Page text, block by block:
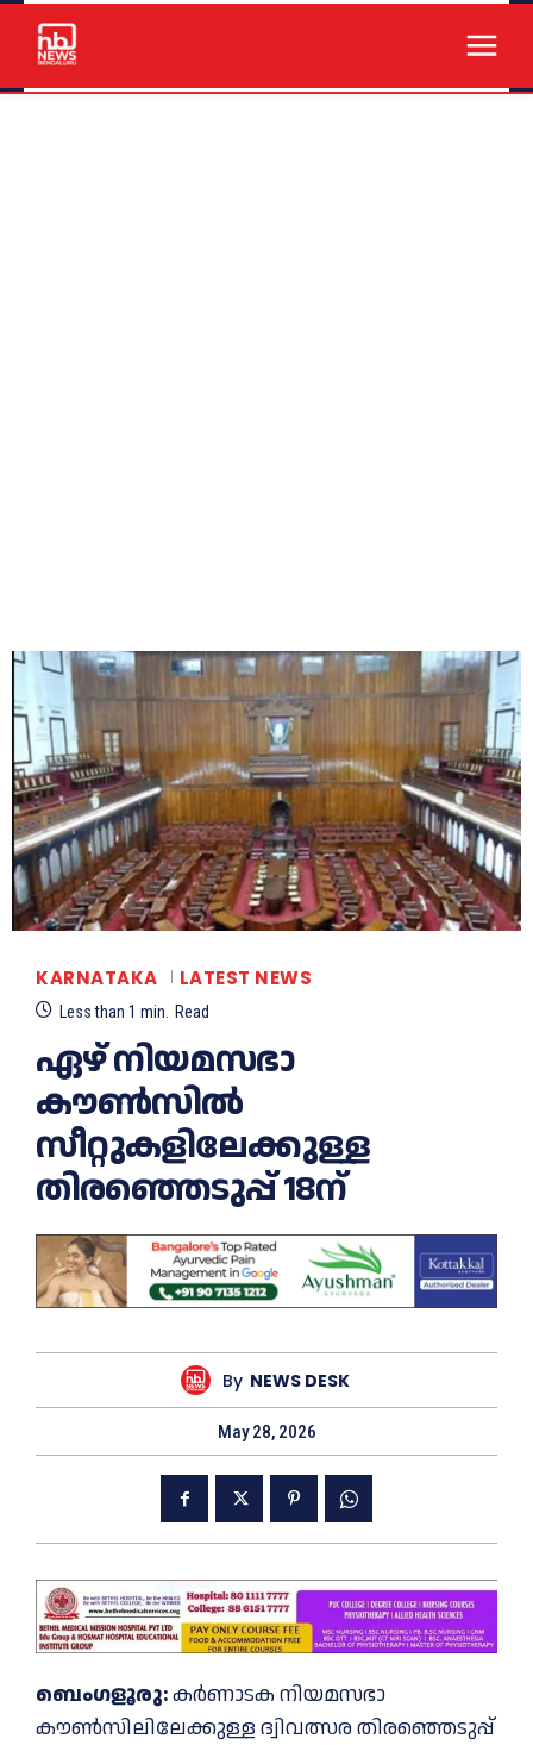
KARNATAKA LATEST NEWS
Less than 1 min. Read
ഏഴ് നിയമസഭാ
കൗൺസിൽ
സീറ്റുകളിലേക്കുള്ള
തിരഞ്ഞെടുപ്പ് 18ന്
By NEWS DESK
May 28, 2026
ബെംഗളൂരു:കർണാടക നിയമസഭാ
കൗൺസിലിലേക്കുള്ള ദ്വിവത്സര തിരഞ്ഞെടുപ്പ്